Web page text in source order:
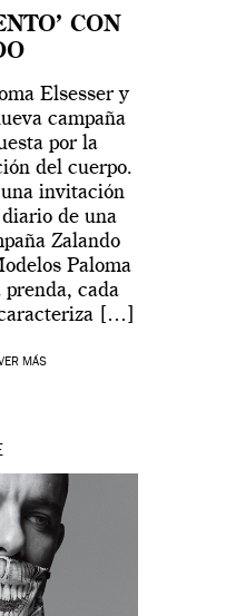
CON
Elsesser y
campaña
por la
del cuerpo.
una invitación
de una
Zalando
Paloma
prenda, cada
[…]
MÁS